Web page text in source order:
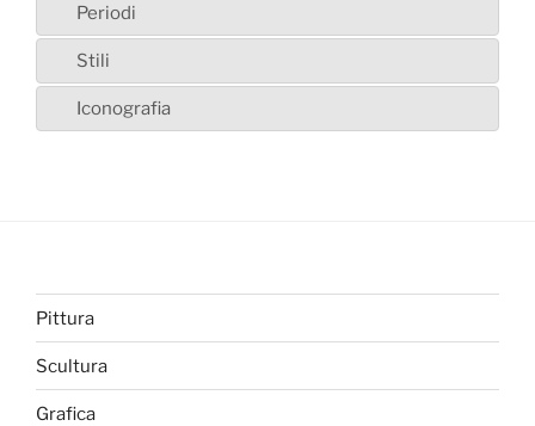
Periodi
Stili
Iconografia
Pittura
Scultura
Grafica